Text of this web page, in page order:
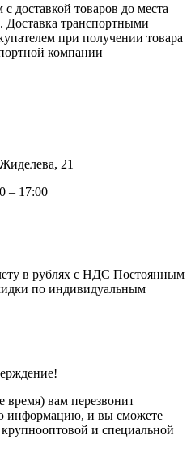
доставкой товаров до места
Доставка транспортными
при получении товара
компании
21
– 17:00
в рублях с НДС Постоянным
по индивидуальным
время) вам перезвонит
информацию, и вы сможете
и специальной